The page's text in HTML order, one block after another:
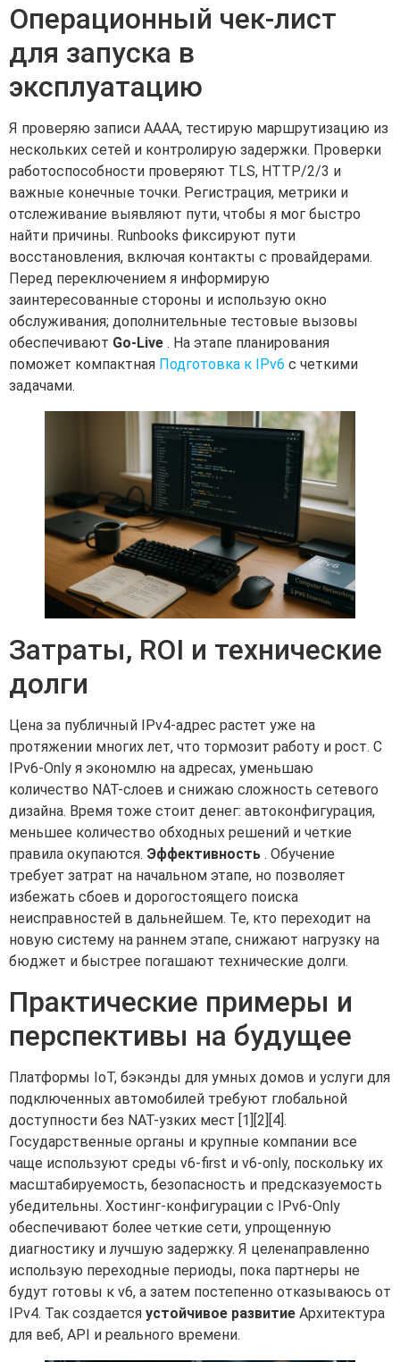
Операционный чек-лист
для запуска в
эксплуатацию
Я проверяю записи AAAA, тестирую маршрутизацию из
нескольких сетей и контролирую задержки. Проверки
работоспособности проверяют TLS, HTTP/2/3 и
важные конечные точки. Регистрация, метрики и
отслеживание выявляют пути, чтобы я мог быстро
найти причины. Runbooks фиксируют пути
восстановления, включая контакты с провайдерами.
Перед переключением я информирую
заинтересованные стороны и использую окно
обслуживания; дополнительные тестовые вызовы
обеспечивают Go-Live . На этапе планирования
поможет компактная Подготовка к IPv6 с четкими
задачами.
Затраты, ROI и технические
долги
Цена за публичный IPv4-адрес растет уже на
протяжении многих лет, что тормозит работу и рост. С
IPv6-Only я экономлю на адресах, уменьшаю
количество NAT-слоев и снижаю сложность сетевого
дизайна. Время тоже стоит денег: автоконфигурация,
меньшее количество обходных решений и четкие
правила окупаются. Эффективность . Обучение
требует затрат на начальном этапе, но позволяет
избежать сбоев и дорогостоящего поиска
неисправностей в дальнейшем. Те, кто переходит на
новую систему на раннем этапе, снижают нагрузку на
бюджет и быстрее погашают технические долги.
Практические примеры и
перспективы на будущее
Платформы IoT, бэкэнды для умных домов и услуги для
подключенных автомобилей требуют глобальной
доступности без NAT-узких мест [1][2][4].
Государственные органы и крупные компании все
чаще используют среды v6-first и v6-only, поскольку их
масштабируемость, безопасность и предсказуемость
убедительны. Хостинг-конфигурации с IPv6-Only
обеспечивают более четкие сети, упрощенную
диагностику и лучшую задержку. Я целенаправленно
использую переходные периоды, пока партнеры не
будут готовы к v6, а затем постепенно отказываюсь от
IPv4. Так создается устойчивое развитие Архитектура
для веб, API и реального времени.